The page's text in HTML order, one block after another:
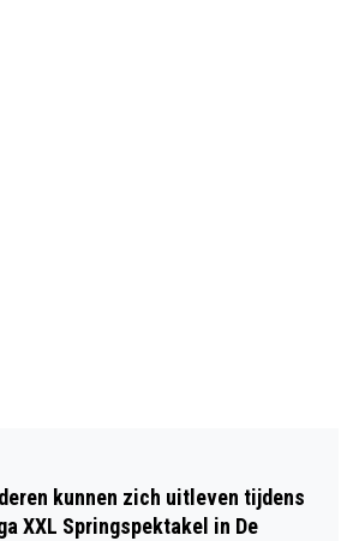
KEURING IN
HET IS VANDAAG
kunnen zich uitleven tijdens
XXL Springspektakel in De